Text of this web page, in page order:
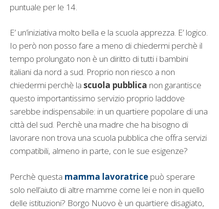
puntuale per le 14.
E’ un’iniziativa molto bella e la scuola apprezza. E’ logico.
Io però non posso fare a meno di chiedermi perchè il
tempo prolungato non è un diritto di tutti i bambini
italiani da nord a sud. Proprio non riesco a non
chiedermi perchè la scuola pubblica non garantisce
questo importantissimo servizio proprio laddove
sarebbe indispensabile: in un quartiere popolare di una
città del sud. Perchè una madre che ha bisogno di
lavorare non trova una scuola pubblica che offra servizi
compatibili, almeno in parte, con le sue esigenze?
Perchè questa mamma lavoratrice può sperare
solo nell’aiuto di altre mamme come lei e non in quello
delle istituzioni? Borgo Nuovo è un quartiere disagiato,